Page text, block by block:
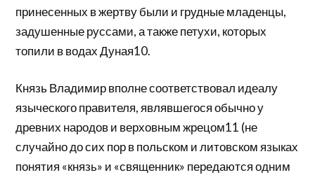
принесенных в жертву были и грудные младенцы,
задушенные руссами, а также петухи, которых
топили в водах Дуная10.
Князь Владимир вполне соответствовал идеалу
языческого правителя, являвшегося обычно у
древних народов и верховным жрецом11 (не
случайно до сих пор в польском и литовском языках
понятия «князь» и «священник» передаются одним